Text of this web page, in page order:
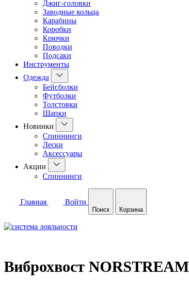
Джиг-головки
Заводные кольца
Карабины
Коробки
Крючки
Поводки
Подсаки
Инструменты
Одежда
Бейсболки
Футболки
Толстовки
Шапки
Новинки
Спиннинги
Лески
Аксессуары
Акции
Спиннинги
Главная Войти
Поиск Корзина
Виброхвост